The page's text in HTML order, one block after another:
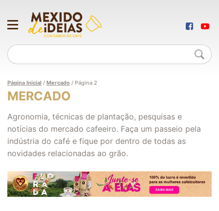
Página Inicial / Mercado / Página 2
MERCADO
Agronomia, técnicas de plantação, pesquisas e
notícias do mercado cafeeiro. Faça um passeio pela
indústria do café e fique por dentro de todas as
novidades relacionadas ao grão.